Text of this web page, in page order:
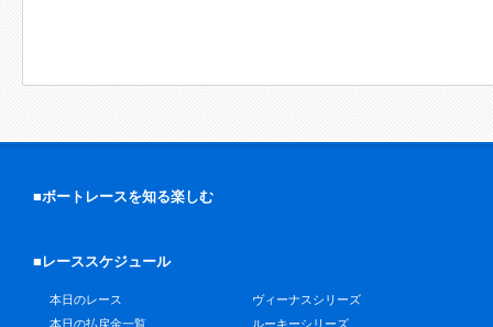
■ボートレースを知る楽しむ
■レーススケジュール
本日のレース
本日の払戻金一覧
ヴィーナスシリーズ
ルーキーシリーズ